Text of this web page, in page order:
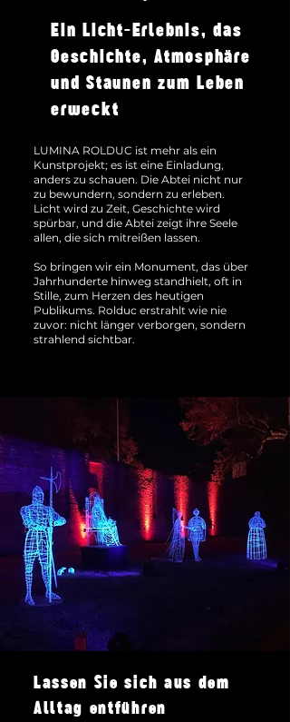
Ein Licht-Erlebnis, das
Geschichte, Atmosphäre
und Staunen zum Leben
erweckt
LUMINA ROLDUC ist mehr als ein
Kunstprojekt; es ist eine Einladung,
anders zu schauen. Die Abtei nicht nur
zu bewundern, sondern zu erleben.
Licht wird zu Zeit, Geschichte wird
spürbar, und die Abtei zeigt ihre Seele
allen, die sich mitreißen lassen.
So bringen wir ein Monument, das über
Jahrhunderte hinweg standhielt, oft in
Stille, zum Herzen des heutigen
Publikums. Rolduc erstrahlt wie nie
zuvor: nicht länger verborgen, sondern
strahlend sichtbar.
Lassen Sie sich aus dem
Alltag entführen